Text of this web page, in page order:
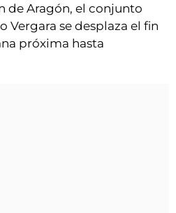
de Aragón, el conjunto
Vergara se desplaza el fin
próxima hasta